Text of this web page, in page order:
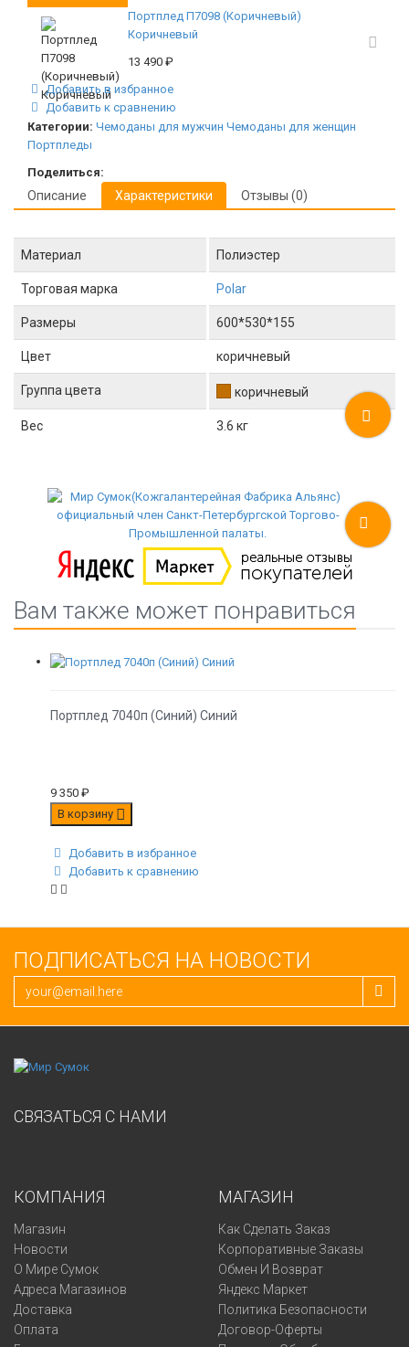
Портплед П7098 (Коричневый)
Коричневый
13 490 ₽
Добавить в избранное
Добавить к сравнению
Категории: Чемоданы для мужчин Чемоданы для женщин
Портпледы
Поделиться:
Описание Характеристики Отзывы (0)
Материал Полиэстер
Торговая марка Polar
Размеры 600*530*155
Цвет коричневый
Группа цвета коричневый
Вес 3.6 кг
Вам также может понравиться
Портплед 7040п (Синий) Синий
9 350 ₽
В корзину
Добавить в избранное
Добавить к сравнению
ПОДПИСАТЬСЯ НА НОВОСТИ
СВЯЗАТЬСЯ С НАМИ
КОМПАНИЯ
Магазин
Новости
О Мире Сумок
Адреса Магазинов
Доставка
Оплата
МАГАЗИН
Как Сделать Заказ
Корпоративные Заказы
Обмен И Возврат
Яндекс Маркет
Политика Безопасности
Договор-Оферты